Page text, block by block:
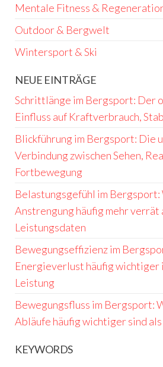
Mentale Fitness &
Outdoor & Bergwelt
Wintersport & Ski
NEUE EINTRÄGE
Schrittlänge im Bergsport: Der
Einfluss auf Kraftverbrauch,
Blickführung im Bergsport: Die
Verbindung zwischen Sehen,
Fortbewegung
Belastungsgefühl im
Anstrengung häufig mehr verrät
Leistungsdaten
Bewegungseffizienz im
Energieverlust häufig wichtiger
Leistung
Bewegungsfluss im Bergsport:
Abläufe häufig wichtiger sind
KEYWORDS